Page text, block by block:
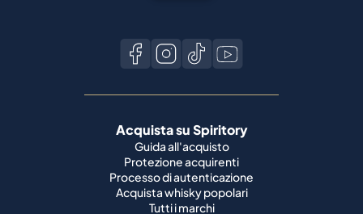
Acquista su Spiritory
Guida all'acquisto
Protezione acquirenti
Processo di autenticazione
Acquista whisky popolari
Tutti i marchi